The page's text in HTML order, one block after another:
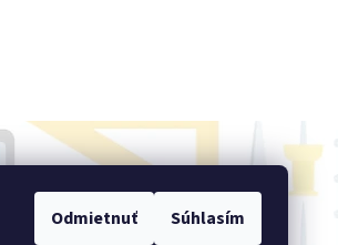
Odmietnuť Súhlasím